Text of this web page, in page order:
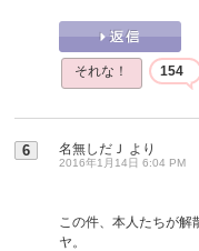
それな！ 154
6 名無しだＪ より
2016年1月14日 6:04 PM
この件、本人たちが
ヤ。